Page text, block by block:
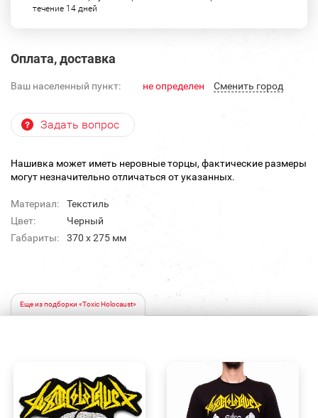
течение 14 дней
Оплата, доставка
Ваш населенный пункт: не определен Cменить город
Задать вопрос
Нашивка может иметь неровные торцы, фактические размеры
могут незначительно отличаться от указанных.
Материал:
Текстиль
Цвет:
Черный
Габариты:
370 х 275 мм
Еще из подборки «Toxic Holocaust»